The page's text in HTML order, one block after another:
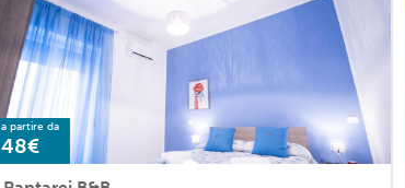
a partire da
48€